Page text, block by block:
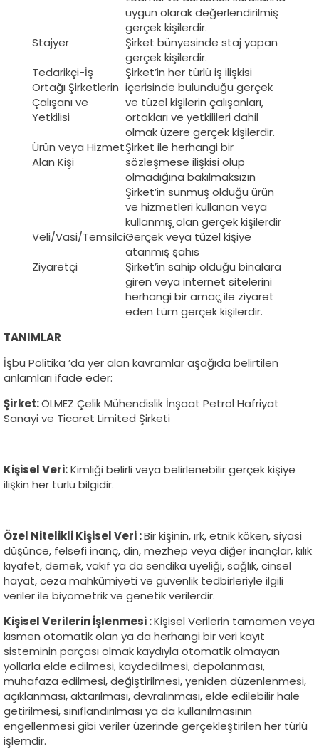
uygun olarak değerlendirilmiş
gerçek kişilerdir.
Stajyer
Şirket bünyesinde staj yapan
gerçek kişilerdir.
Tedarikçi-İş
Ortağı Şirketlerin
Çalışanı ve
Yetkilisi
Şirket’in her türlü iş ilişkisi
içerisinde bulunduğu gerçek
ve tüzel kişilerin çalışanları,
ortakları ve yetkilileri dahil
olmak üzere gerçek kişilerdir.
Ürün veya Hizmet
Alan Kişi
Şirket ile herhangi bir
sözleşmese ilişkisi olup
olmadığına bakılmaksızın
Şirket’in sunmuş olduğu ürün
ve hizmetleri kullanan veya
kullanmış̧ olan gerçek kişilerdir
Veli/Vasi/TemsilciGerçek veya tüzel kişiye
atanmış şahıs
Ziyaretçi
Şirket’in sahip olduğu binalara
giren veya internet sitelerini
herhangi bir amaç̧ ile ziyaret
eden tüm gerçek kişilerdir.
TANIMLAR
İşbu Politika ’da yer alan kavramlar aşağıda belirtilen
anlamları ifade eder:
Şirket:ÖLMEZ Çelik Mühendislik İnşaat Petrol Hafriyat
Sanayi ve Ticaret Limited Şirketi
Kişisel Veri:Kimliği belirli veya belirlenebilir gerçek kişiye
ilişkin her türlü bilgidir.
Özel Nitelikli Kişisel Veri :Bir kişinin, ırk, etnik köken, siyasi
düşünce, felsefi inanç, din, mezhep veya diğer inançlar, kılık
kıyafet, dernek, vakıf ya da sendika üyeliği, sağlık, cinsel
hayat, ceza mahkûmiyeti ve güvenlik tedbirleriyle ilgili
veriler ile biyometrik ve genetik verilerdir.
Kişisel Verilerin İşlenmesi :Kişisel Verilerin tamamen veya
kısmen otomatik olan ya da herhangi bir veri kayıt
sisteminin parçası olmak kaydıyla otomatik olmayan
yollarla elde edilmesi, kaydedilmesi, depolanması,
muhafaza edilmesi, değiştirilmesi, yeniden düzenlenmesi,
açıklanması, aktarılması, devralınması, elde edilebilir hale
getirilmesi, sınıflandırılması ya da kullanılmasının
engellenmesi gibi veriler üzerinde gerçekleştirilen her türlü
işlemdir.